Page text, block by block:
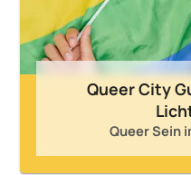
Queer City
Queer Sein